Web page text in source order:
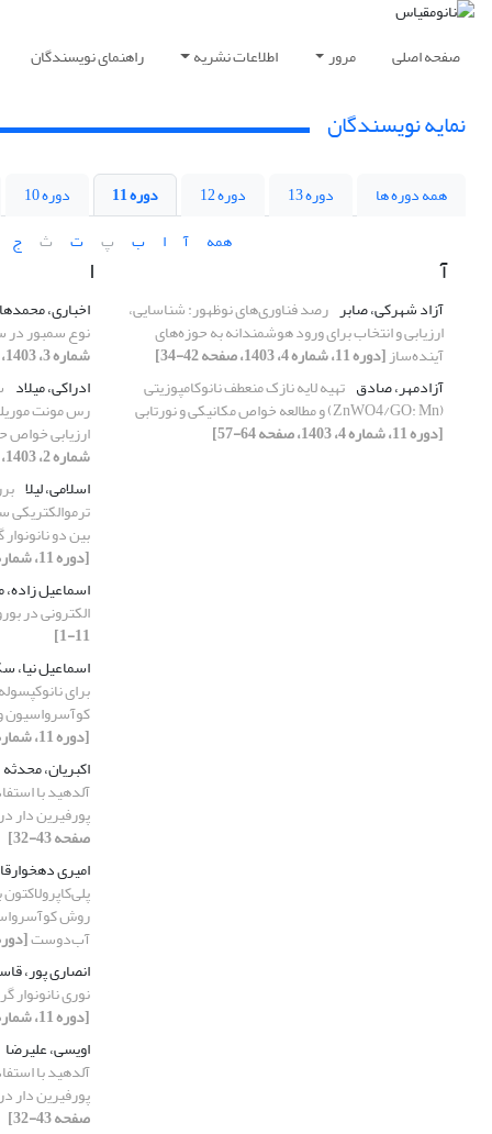
صفحه اصلی مرور اطلاعات نشریه راهنمای نویسندگان
نمایه نویسندگان
همه دوره ها دوره 13 دوره 12 دوره 11
دوره 10
همه
آ ا ب پ ت ث ج
آ
آزاد شهرکی، صابر رصد فناوری‌های نوظهور: شناسایی،
ارزیابی و انتخاب برای ورود هوشمندانه به حوزه‌های
آینده‌ساز[دوره 11، شماره 4، 1403، صفحه 42-34]
آزادمهر، صادق تهیه لایه نازک منعطف نانوکامپوزیتی
(ZnWO4/GO: Mn) و مطالعه خواص مکانیکی و نورتابی
[دوره 11، شماره 4، 1403، صفحه 64-57]
ا
اخباری،
نوع سمبور در
شماره 3، 1403، صفحه 58-46]
ادراکی، میلاد
رس مونت
ارزیابی خواص
شماره 2، 1403، صفحه 31-19]
اسلامی، لیلا
بین دو
[دوره 11، شماره 2، 1403، صفحه 11-1]
اسماعیل
الکترونی در
11-1]
اسماعیل نیا،
برای
کوآسرواسیون
[دوره 11، شماره 4، 1403، صفحه 1-13]
اکبریان، محدثه
آلدهید با
پورفیرین دار
صفحه 43-32]
امیری
روش
آب‌دوست[دوره 11، شماره 4،
انصاری پور،
نوری
[دوره 11، شماره 3، 1403، صفحه 14-7]
اویسی، علیرضا
آلدهید با
پورفیرین دار
صفحه 43-32]